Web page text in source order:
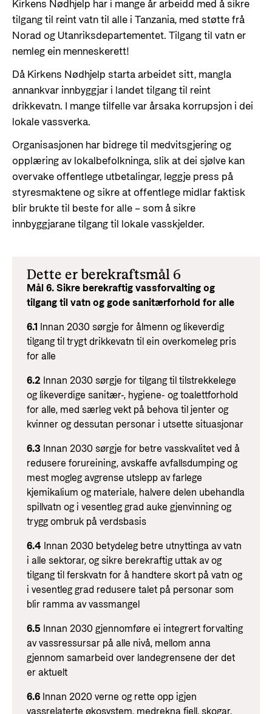
Kirkens Nødhjelp har i mange år arbeidd med å sikre
tilgang til reint vatn til alle i Tanzania, med støtte frå
Norad og Utanriksdepartementet. Tilgang til vatn er
nemleg ein menneskerett!
Då Kirkens Nødhjelp starta arbeidet sitt, mangla
annankvar innbyggjar i landet tilgang til reint
drikkevatn. I mange tilfelle var årsaka korrupsjon i dei
lokale vassverka.
Organisasjonen har bidrege til medvitsgjering og
opplæring av lokalbefolkninga, slik at dei sjølve kan
overvake offentlege utbetalingar, leggje press på
styresmaktene og sikre at offentlege midlar faktisk
blir brukte til beste for alle – som å sikre
innbyggjarane tilgang til lokale vasskjelder.
Dette er berekraftsmål 6
Mål 6. Sikre berekraftig vassforvalting og
tilgang til vatn og gode sanitærforhold for alle
6.1 Innan 2030 sørgje for ålmenn og likeverdig
tilgang til trygt drikkevatn til ein overkomeleg pris
for alle
6.2 Innan 2030 sørgje for tilgang til tilstrekkelege
og likeverdige sanitær-, hygiene- og toalettforhold
for alle, med særleg vekt på behova til jenter og
kvinner og dessutan personar i utsette situasjonar
6.3 Innan 2030 sørgje for betre vasskvalitet ved å
redusere forureining, avskaffe avfallsdumping og
mest mogleg avgrense utslepp av farlege
kjemikalium og materiale, halvere delen ubehandla
spillvatn og i vesentleg grad auke gjenvinning og
trygg ombruk på verdsbasis
6.4 Innan 2030 betydeleg betre utnyttinga av vatn
i alle sektorar, og sikre berekraftig uttak av og
tilgang til ferskvatn for å handtere skort på vatn og
i vesentleg grad redusere talet på personar som
blir ramma av vassmangel
6.5 Innan 2030 gjennomføre ei integrert forvalting
av vassressursar på alle nivå, mellom anna
gjennom samarbeid over landegrensene der det
er aktuelt
6.6 Innan 2020 verne og rette opp igjen
vassrelaterte økosystem, medrekna fjell, skogar,